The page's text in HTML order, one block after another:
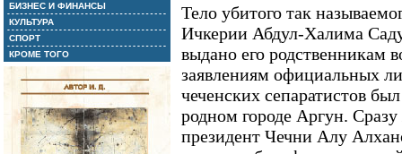
БИЗНЕС И ФИНАНСЫ
КУЛЬТУРА
СПОРТ
КРОМЕ ТОГО
Тело убитого так
Ичкерии Абдул-Халима
выдано его родственникам
заявлениям официальных
чеченских сепаратистов
родном городе Аргун.
президент Чечни Алу